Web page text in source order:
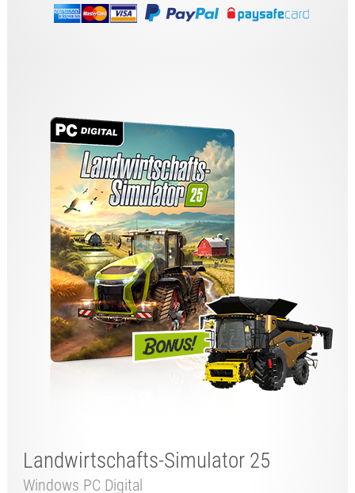
Landwirtschafts-Simulator 25
Windows PC Digital